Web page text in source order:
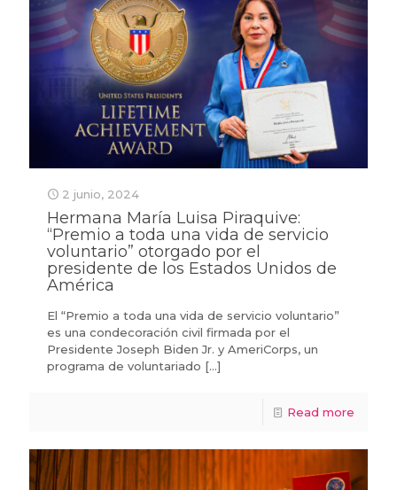
2 junio, 2024
Hermana María Luisa Piraquive:
“Premio a toda una vida de servicio
voluntario” otorgado por el
presidente de los Estados Unidos de
América
El “Premio a toda una vida de servicio voluntario”
es una condecoración civil firmada por el
Presidente Joseph Biden Jr. y AmeriCorps, un
programa de voluntariado […]
Read more